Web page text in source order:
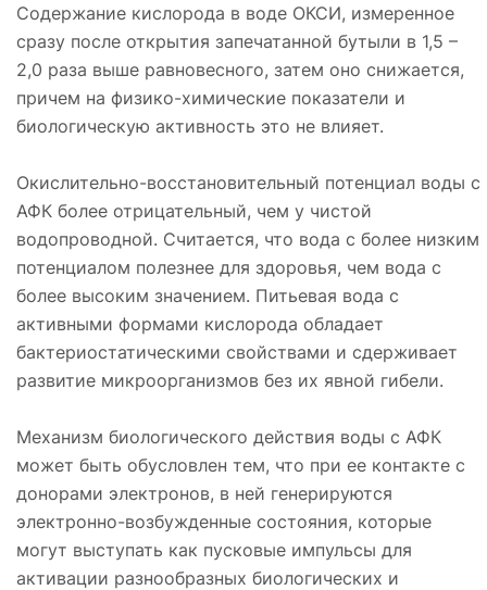
Содержание кислорода в воде ОКСИ, измеренное
сразу после открытия запечатанной бутыли в 1,5 –
2,0 раза выше равновесного, затем оно снижается,
причем на физико-химические показатели и
биологическую активность это не влияет.
Окислительно-восстановительный потенциал воды с
АФК более отрицательный, чем у чистой
водопроводной. Считается, что вода с более низким
потенциалом полезнее для здоровья, чем вода с
более высоким значением. Питьевая вода с
активными формами кислорода обладает
бактериостатическими свойствами и сдерживает
развитие микроорганизмов без их явной гибели.
Механизм биологического действия воды с АФК
может быть обусловлен тем, что при ее контакте с
донорами электронов, в ней генерируются
электронно-возбужденные состояния, которые
могут выступать как пусковые импульсы для
активации разнообразных биологических и